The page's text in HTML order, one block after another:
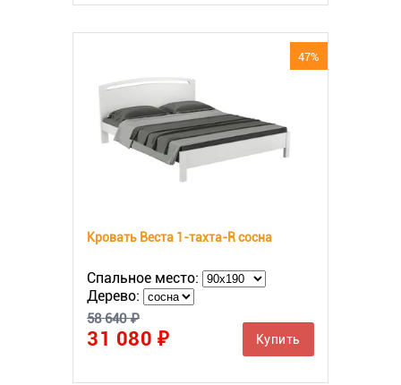
47%
Кровать Веста 1-тахта-R сосна
Спальное место:
Дерево:
58 640 ₽
31 080 ₽ Купить